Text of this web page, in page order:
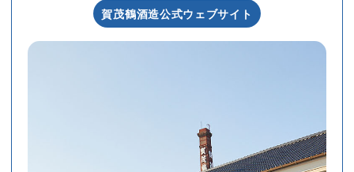
賀茂鶴酒造公式ウェブサイト